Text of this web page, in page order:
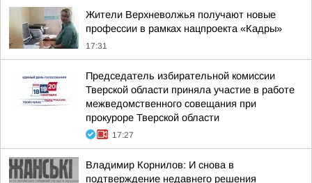
Жители Верхневолжья получают новые
профессии в рамках нацпроекта «Кадры»
17:31
Председатель избирательной комиссии
Тверской области приняла участие в работе
межведомственного совещания при
прокуроре Тверской области
17:27
Владимир Корнилов: И снова в
подтверждение недавнего решения